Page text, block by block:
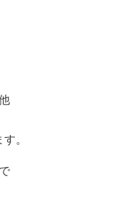
。